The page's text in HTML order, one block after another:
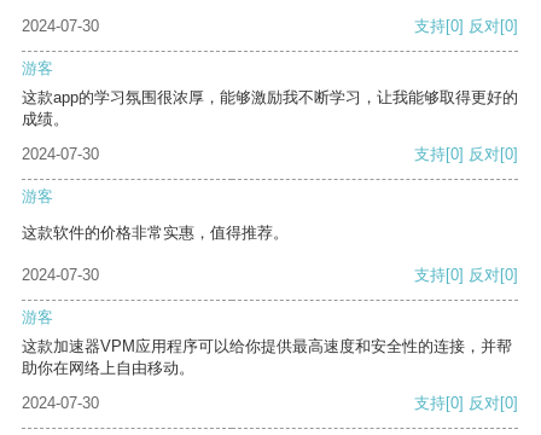
2024-07-30 支持[0] 反对[0]
游客
这款app的学习氛围很浓厚，能够激励我不断学习，让我能够取得更好的
成绩。
2024-07-30
支持[0] 反对[0]
游客
这款软件的价格非常实惠，值得推荐。
2024-07-30 支持[0] 反对[0]
游客
这款加速器VPM应用程序可以给你提供最高速度和安全性的连接，并帮
助你在网络上自由移动。
2024-07-30
支持[0] 反对[0]